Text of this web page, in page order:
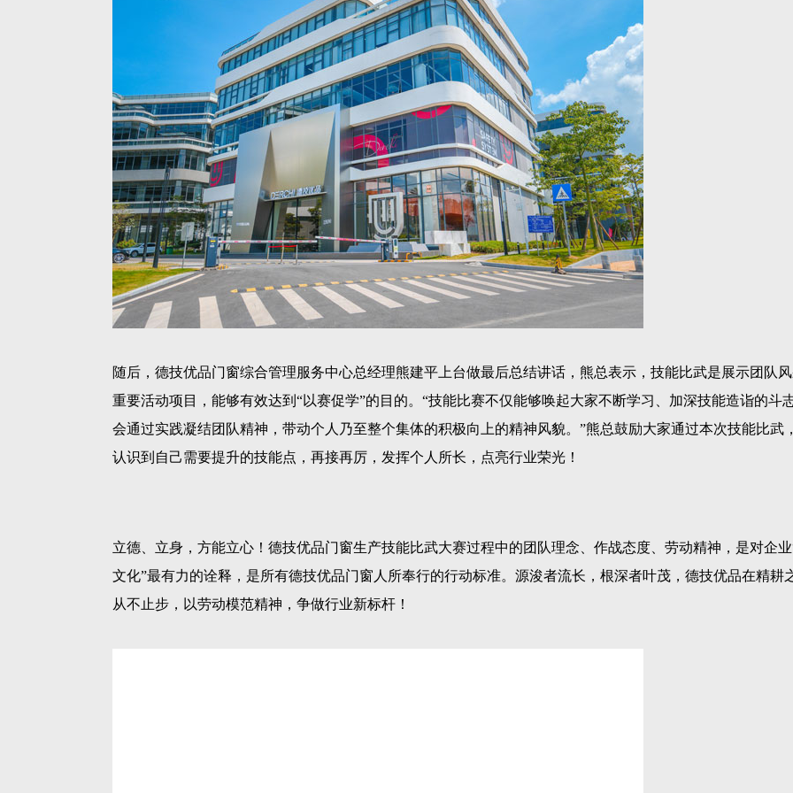
随后，德技优品门窗综合管理服务中心总经理熊建平上台做最后总结讲话，熊总表示，技能比武是展示团队
重要活动项目，能够有效达到“以赛促学”的目的。“技能比赛不仅能够唤起大家不断学习、加深技能造诣的斗
会通过实践凝结团队精神，带动个人乃至整个集体的积极向上的精神风貌。”熊总鼓励大家通过本次技能比武
认识到自己需要提升的技能点，再接再厉，发挥个人所长，点亮行业荣光！
立德、立身，方能立心！德技优品门窗生产技能比武大赛过程中的团队理念、作战态度、劳动精神，是对企
文化”最有力的诠释，是所有德技优品门窗人所奉行的行动标准。源浚者流长，根深者叶茂，德技优品在精耕
从不止步，以劳动模范精神，争做行业新标杆！